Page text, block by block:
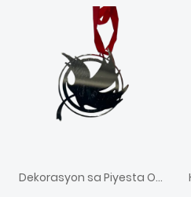
Dekorasyon sa Piyesta Opisyal na Nakaukit na Enamel na Ornament ng Pasko